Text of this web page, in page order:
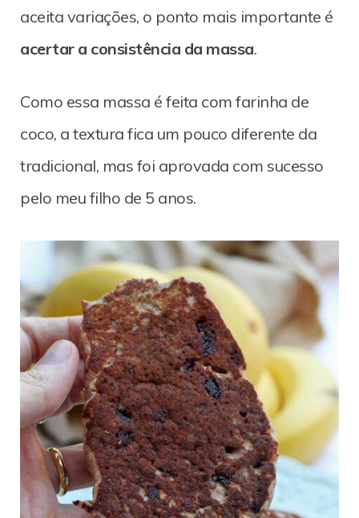
aceita variações, o ponto mais importante é
acertar a consistência da massa.
Como essa massa é feita com farinha de
coco, a textura fica um pouco diferente da
tradicional, mas foi aprovada com sucesso
pelo meu filho de 5 anos.